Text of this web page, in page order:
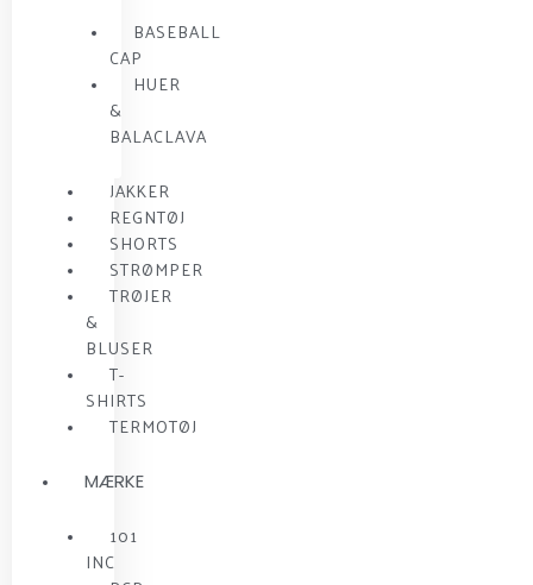
BASEBALL
CAP
HUER
&
BALACLAVA
JAKKER
REGNTØJ
SHORTS
STRØMPER
TRØJER
&
BLUSER
T-
SHIRTS
TERMOTØJ
MÆRKE
101
INC